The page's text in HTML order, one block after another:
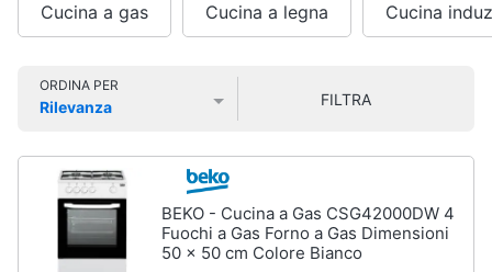
home
Videogiochi
e
musica
Clima
Asciugatrici
Lavatrice
Lavatrice
frontale
Lavasciuga
Cucina a gas Cucina a legna Cucina
ORDINA PER
Rilevanza
FILTRA
BEKO - Cucina a Gas CSG42000DW 4
Fuochi a Gas Forno a Gas Dimensioni
50 x 50 cm Colore Bianco